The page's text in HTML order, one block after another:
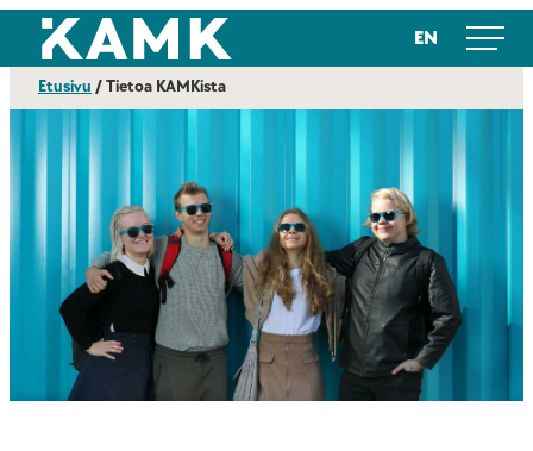
Siirry
suoraan
sisältöön
Kajaanin ammattikorkeakoulu EN
Etusivu /Tietoa KAMKista